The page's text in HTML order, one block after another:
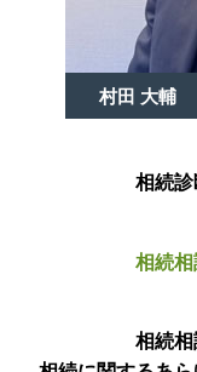
村田 大輔
相続
相続相
相続相